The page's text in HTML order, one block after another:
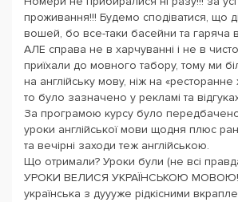
проживання!!! Будемо сподіватися, що
вошей, бо все-таки басейни та гаряча
АЛЕ справа не в харчуванні і не в
приїхали до мовного табору, тому ми
на англійську мову, ніж на
то було зазначено у рекламі та
За програмою курсу було
уроки англійської мови щодня плюс
та вечірні заходи теж англійською.
Що отримали? Уроки були (не всі
УРОКИ ВЕЛИСЯ УКРАЇНСЬКОЮ
українська з дуууже рідкісними